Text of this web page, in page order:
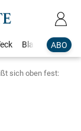
ABO
Blaulicht
sich oben fest: